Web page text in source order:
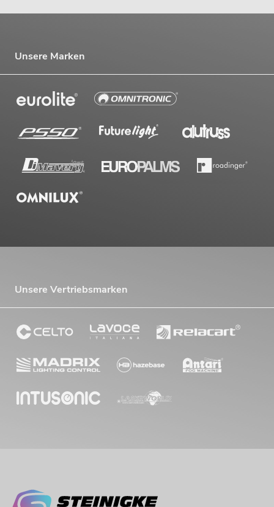
Unsere Marken
Unsere Vertriebsmarken